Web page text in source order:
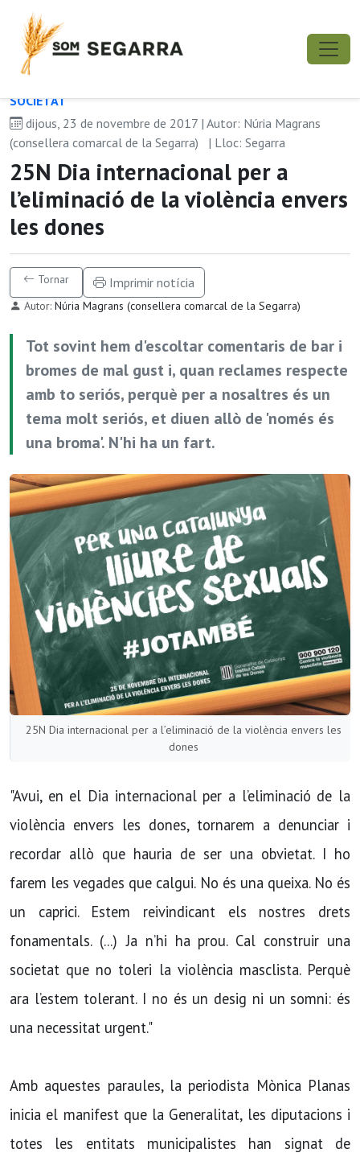
SOCIETAT
dijous, 23 de novembre de 2017 | Autor: Núria Magrans
(consellera comarcal de la Segarra)
| Lloc: Segarra
25N Dia internacional per a
l’eliminació de la violència envers
les dones
Tornar Imprimir notícia
Autor: Núria Magrans (consellera comarcal de la Segarra)
Tot sovint hem d'escoltar comentaris de bar i
bromes de mal gust i, quan reclames respecte
amb to seriós, perquè per a nosaltres és un
tema molt seriós, et diuen allò de 'només és
una broma'. N'hi ha un fart.
25N Dia internacional per a l’eliminació de la violència envers les
dones
"Avui, en el Dia internacional per a l’eliminació de la
violència envers les dones, tornarem a denunciar i
recordar allò que hauria de ser una obvietat. I ho
farem les vegades que calgui. No és una queixa. No és
un caprici. Estem reivindicant els nostres drets
fonamentals. (...) Ja n’hi ha prou. Cal construir una
societat que no toleri la violència masclista. Perquè
ara l’estem tolerant. I no és un desig ni un somni: és
una necessitat urgent."
Amb aquestes paraules, la periodista Mònica Planas
inicia el manifest que la Generalitat, les diputacions i
totes les entitats municipalistes han signat de